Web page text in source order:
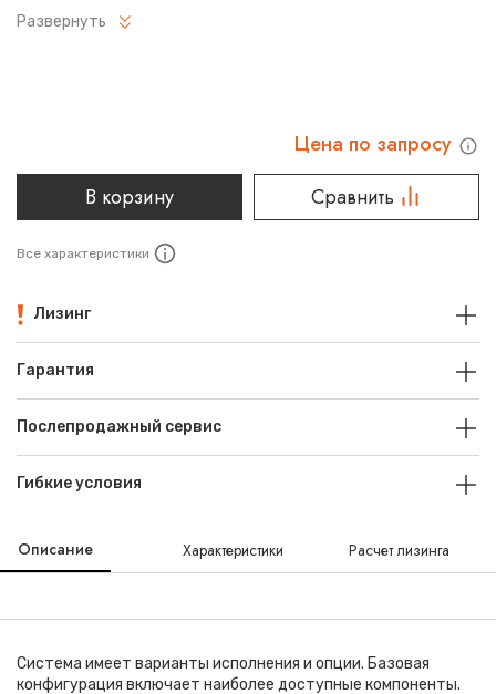
подходит для массовых обследований пациенток на
предмет скрининга заболеваний молочной железы. Панель
Развернуть
Цена по запросу
В корзину
Сравнить
Все характеристики
Лизинг
Гарантия
Послепродажный сервис
Гибкие условия
Описание Характеристики Расчет лизинга
Система имеет варианты исполнения и опции. Базовая
конфигурация включает наиболее доступные компоненты.